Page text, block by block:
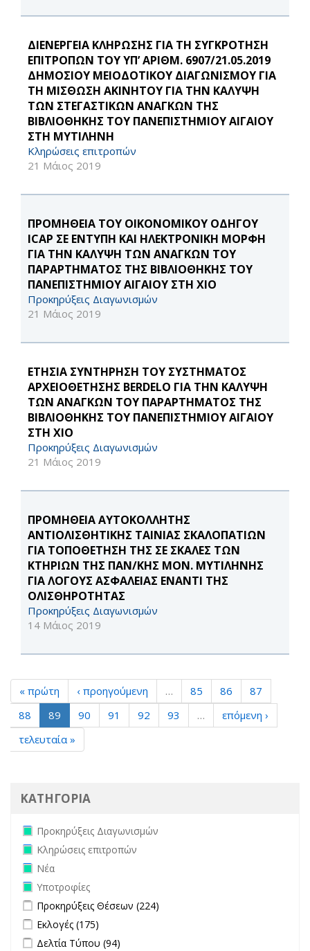
ΔΙΕΝΕΡΓΕΙΑ ΚΛΗΡΩΣΗΣ ΓΙΑ ΤΗ ΣΥΓΚΡΟΤΗΣΗ
ΕΠΙΤΡΟΠΩΝ ΤΟΥ ΥΠ’ ΑΡΙΘΜ. 6907/21.05.2019
ΔΗΜΟΣΙΟΥ ΜΕΙΟΔΟΤΙΚΟΥ ΔΙΑΓΩΝΙΣΜΟΥ ΓΙΑ
ΤΗ ΜΙΣΘΩΣΗ ΑΚΙΝΗΤΟΥ ΓΙΑ ΤΗΝ ΚΑΛΥΨΗ
ΤΩΝ ΣΤΕΓΑΣΤΙΚΩΝ ΑΝΑΓΚΩΝ ΤΗΣ
ΒΙΒΛΙΟΘΗΚΗΣ ΤΟΥ ΠΑΝΕΠΙΣΤΗΜΙΟΥ ΑΙΓΑΙΟΥ
ΣΤΗ ΜΥΤΙΛΗΝΗ
Κληρώσεις επιτροπών
21 Μάιος 2019
ΠΡΟΜΗΘΕΙΑ ΤΟΥ ΟΙΚΟΝΟΜΙΚΟΥ ΟΔΗΓΟΥ
ICAP ΣΕ ΕΝΤΥΠΗ ΚΑΙ ΗΛΕΚΤΡΟΝΙΚΗ ΜΟΡΦΗ
ΓΙΑ ΤΗΝ ΚΑΛΥΨΗ ΤΩΝ ΑΝΑΓΚΩΝ ΤΟΥ
ΠΑΡΑΡΤΗΜΑΤΟΣ ΤΗΣ ΒΙΒΛΙΟΘΗΚΗΣ ΤΟΥ
ΠΑΝΕΠΙΣΤΗΜΙΟΥ ΑΙΓΑΙΟΥ ΣΤΗ ΧΙΟ
Προκηρύξεις Διαγωνισμών
21 Μάιος 2019
ΕΤΗΣΙΑ ΣΥΝΤΗΡΗΣΗ ΤΟΥ ΣΥΣΤΗΜΑΤΟΣ
ΑΡΧΕΙΟΘΕΤΗΣΗΣ BERDELO ΓΙΑ ΤΗΝ ΚΑΛΥΨΗ
ΤΩΝ ΑΝΑΓΚΩΝ ΤΟΥ ΠΑΡΑΡΤΗΜΑΤΟΣ ΤΗΣ
ΒΙΒΛΙΟΘΗΚΗΣ ΤΟΥ ΠΑΝΕΠΙΣΤΗΜΙΟΥ ΑΙΓΑΙΟΥ
ΣΤΗ ΧΙΟ
Προκηρύξεις Διαγωνισμών
21 Μάιος 2019
ΠΡΟΜΗΘΕΙΑ ΑΥΤΟΚΟΛΛΗΤΗΣ
ΑΝΤΙΟΛΙΣΘΗΤΙΚΗΣ ΤΑΙΝΙΑΣ ΣΚΑΛΟΠΑΤΙΩΝ
ΓΙΑ ΤΟΠΟΘΕΤΗΣΗ ΤΗΣ ΣΕ ΣΚΑΛΕΣ ΤΩΝ
ΚΤΗΡΙΩΝ ΤΗΣ ΠΑΝ/ΚΗΣ ΜΟΝ. ΜΥΤΙΛΗΝΗΣ
ΓΙΑ ΛΟΓΟΥΣ ΑΣΦΑΛΕΙΑΣ ΕΝΑΝΤΙ ΤΗΣ
ΟΛΙΣΘΗΡΟΤΗΤΑΣ
Προκηρύξεις Διαγωνισμών
14 Μάιος 2019
« πρώτη ‹ προηγούμενη … 85 86
87
88
89 90 91 92 93 …
επόμενη ›
τελευταία »
ΚΑΤΗΓΟΡΙΑ
Remove Προκηρύξεις Διαγωνισμών filter
Προκηρύξεις Διαγωνισμών
Remove Κληρώσεις επιτροπών filter
Κληρώσεις επιτροπών
Remove Νέα filter
Νέα
Remove Υποτροφίες filter
Υποτροφίες
Apply Προκηρύξεις Θέσεων filter
Προκηρύξεις Θέσεων (224)
Apply Εκλογές filter
Εκλογές (175)
Apply Δελτία Τύπου filter
Δελτία Τύπου (94)